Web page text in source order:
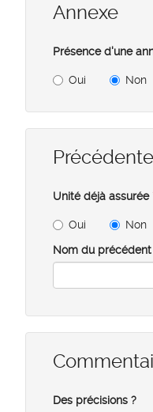
Annexe
Présence d'une
Oui Non
Unité déjà assurée
Oui
Non
Nom du
Des précisions ?